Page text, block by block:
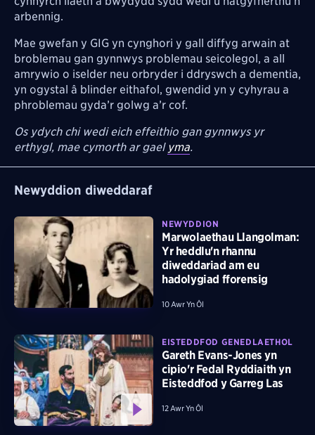
arbennig.
Mae gwefan y GIG yn cynghori y gall diffyg arwain at
broblemau gan gynnwys problemau seicolegol, a all
amrywio o iselder neu orbryder i ddryswch a dementia,
yn ogystal â blinder eithafol, gwendid yn y cyhyrau a
phroblemau gyda’r golwg a’r cof.
Os ydych chi wedi eich effeithio gan gynnwys yr
erthygl, mae cymorth ar gael yma.
Newyddion diweddaraf
NEWYDDION
Marwolaethau Llangolman:
Yr heddlu'n rhannu
diweddariad am eu
hadolygiad fforensig
10 Awr Yn Ôl
EISTEDDFOD GENEDLAETHOL
Gareth Evans-Jones yn
cipio'r Fedal Ryddiaith yn
Eisteddfod y Garreg Las
12 Awr Yn Ôl